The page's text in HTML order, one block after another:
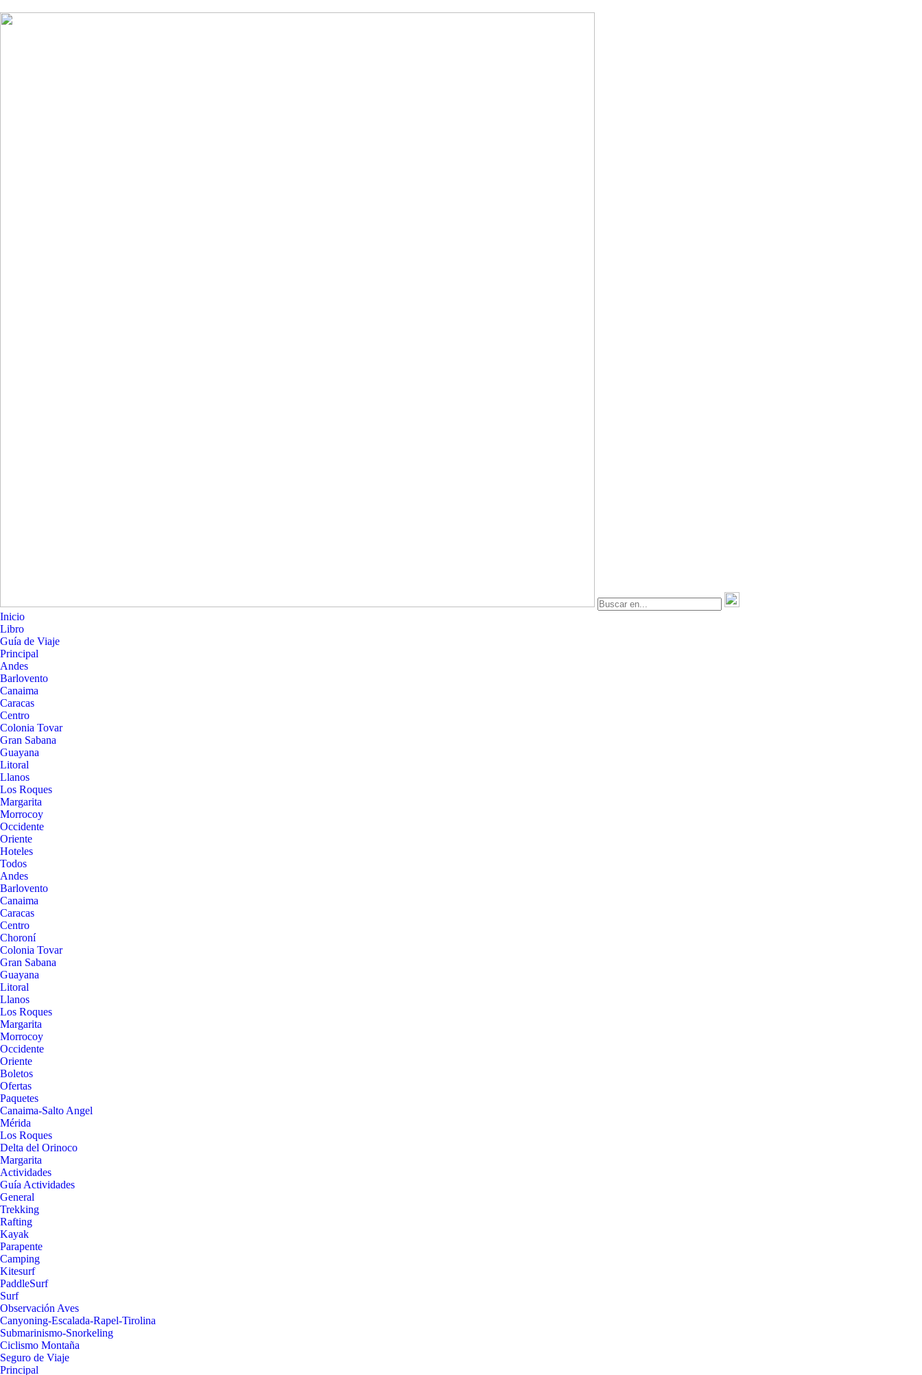
Inicio
Libro
Guía de Viaje
Principal
Andes
Barlovento
Canaima
Caracas
Centro
Colonia Tovar
Gran Sabana
Guayana
Litoral
Llanos
Los Roques
Margarita
Morrocoy
Occidente
Oriente
Hoteles
Todos
Andes
Barlovento
Canaima
Caracas
Centro
Choroní
Colonia Tovar
Gran Sabana
Guayana
Litoral
Llanos
Los Roques
Margarita
Morrocoy
Occidente
Oriente
Boletos
Ofertas
Paquetes
Canaima-Salto Angel
Mérida
Los Roques
Delta del Orinoco
Margarita
Actividades
Guía Actividades
General
Trekking
Rafting
Kayak
Parapente
Camping
Kitesurf
PaddleSurf
Surf
Observación Aves
Canyoning-Escalada-Rapel-Tirolina
Submarinismo-Snorkeling
Ciclismo Montaña
Seguro de Viaje
Principal